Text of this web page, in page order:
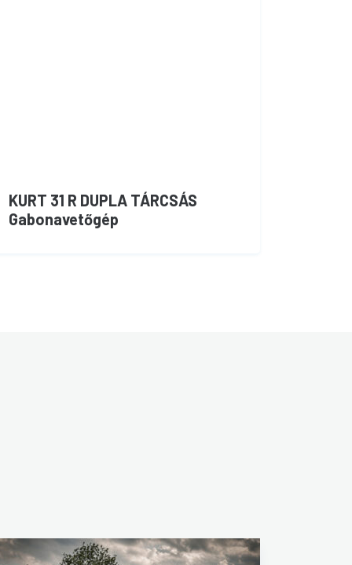
KURT 31 R DUPLA TÁRCSÁS
Gabonavetőgép